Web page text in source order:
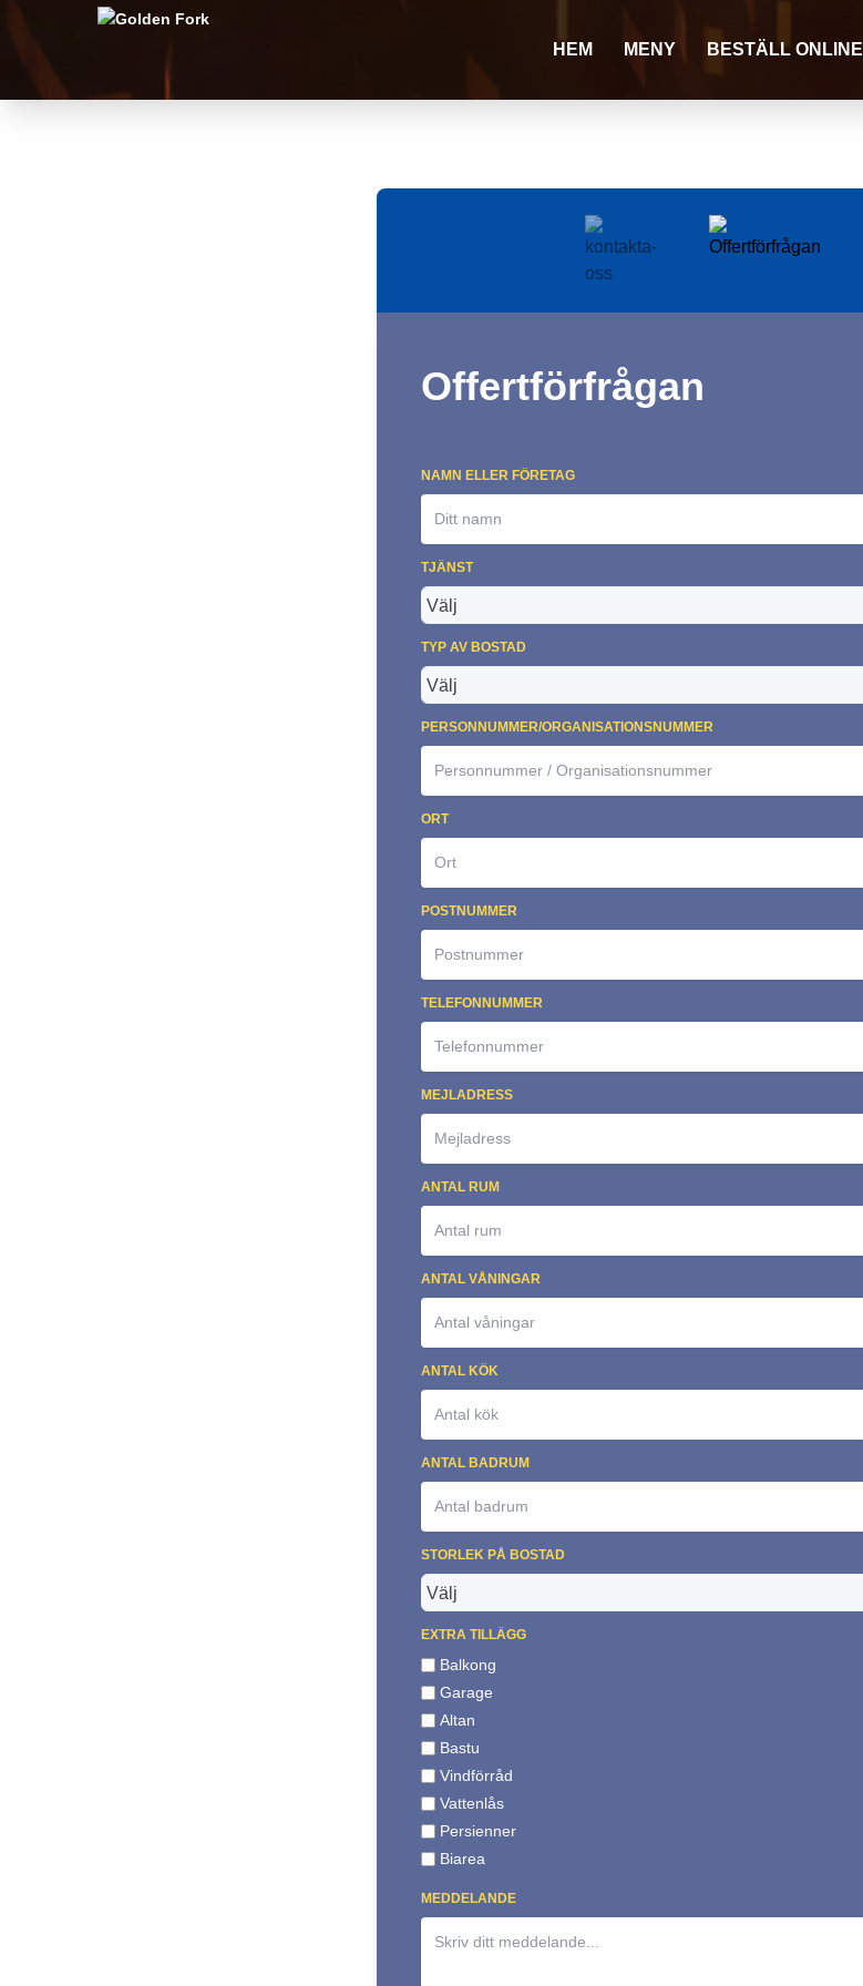
HEM MENY BESTÄLL ONLINE
Offertförfrågan
NAMN ELLER FÖRETAG
TJÄNST
TYP AV BOSTAD
PERSONNUMMER/ORGANISATIONSNUMMER
ORT
POSTNUMMER
TELEFONNUMMER
MEJLADRESS
ANTAL RUM
ANTAL VÅNINGAR
ANTAL KÖK
ANTAL BADRUM
STORLEK PÅ BOSTAD
EXTRA TILLÄGG
Balkong
Garage
Altan
Bastu
Vindförråd
Vattenlås
Persienner
Biarea
MEDDELANDE